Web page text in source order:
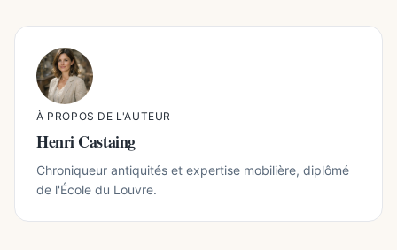
À PROPOS DE L'AUTEUR
Henri Castaing
Chroniqueur antiquités et expertise mobilière, diplômé
de l'École du Louvre.